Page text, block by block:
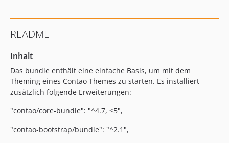
README
Inhalt
Das bundle enthält eine einfache Basis, um mit dem
Theming eines Contao Themes zu starten. Es installiert
zusätzlich folgende Erweiterungen:
"contao/core-bundle": "^4.7, <5",
"contao-bootstrap/bundle": "^2.1",